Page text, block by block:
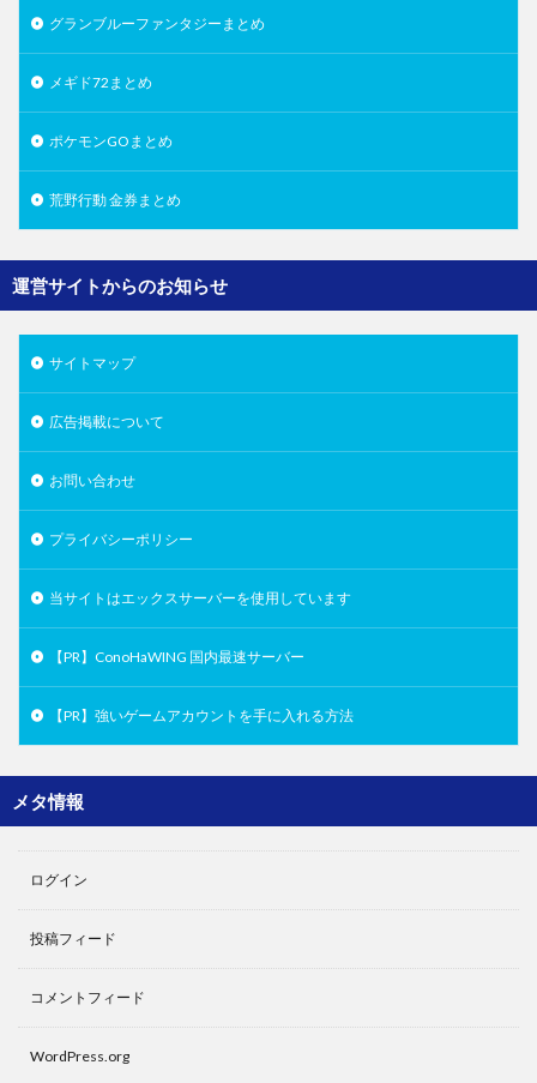
グランブルーファンタジーまとめ
メギド72まとめ
ポケモンGOまとめ
荒野行動 金券まとめ
運営サイトからのお知らせ
サイトマップ
広告掲載について
お問い合わせ
プライバシーポリシー
当サイトはエックスサーバーを使用しています
【PR】ConoHaWING 国内最速サーバー
【PR】強いゲームアカウントを手に入れる方法
メタ情報
ログイン
投稿フィード
コメントフィード
WordPress.org